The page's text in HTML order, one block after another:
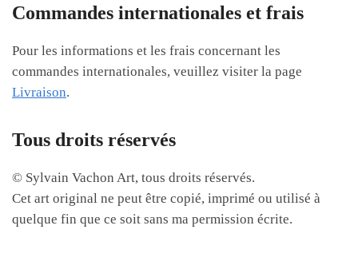
Commandes internationales et frais
Pour les informations et les frais concernant les
commandes internationales, veuillez visiter la page
Livraison.
Tous droits réservés
© Sylvain Vachon Art, tous droits réservés.
Cet art original ne peut être copié, imprimé ou utilisé à
quelque fin que ce soit sans ma permission écrite.